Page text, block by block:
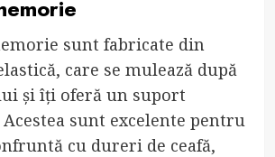
sunt fabricate din
care se mulează după
și îți oferă un suport
sunt excelente pentru
cu dureri de ceafă,